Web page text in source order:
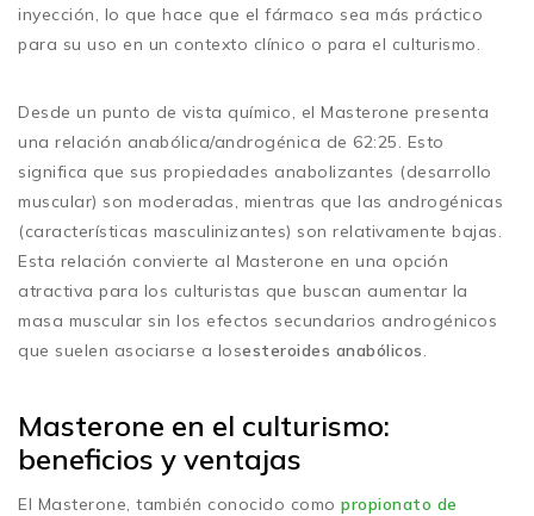
inyección, lo que hace que el fármaco sea más práctico
para su uso en un contexto clínico o para el culturismo.
Desde un punto de vista químico, el Masterone presenta
una relación anabólica/androgénica de 62:25. Esto
significa que sus propiedades anabolizantes (desarrollo
muscular) son moderadas, mientras que las androgénicas
(características masculinizantes) son relativamente bajas.
Esta relación convierte al Masterone en una opción
atractiva para los culturistas que buscan aumentar la
masa muscular sin los efectos secundarios androgénicos
que suelen asociarse a losesteroides anabólicos
Masterone en el culturismo:
beneficios y ventajas
El Masterone, también conocido como propionato de